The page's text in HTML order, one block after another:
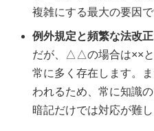
複雑にする最大の要因で
例外規定と頻繁な法改正
だが、△△の場合は××
常に多く存在します。
われるため、常に知識
暗記だけでは対応が難し